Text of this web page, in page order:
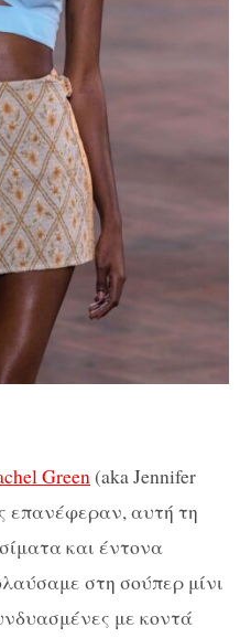
Green (aka Jennifer
επανέφεραν, αυτή τη
και έντονα
στη σούπερ μίνι
με κοντά